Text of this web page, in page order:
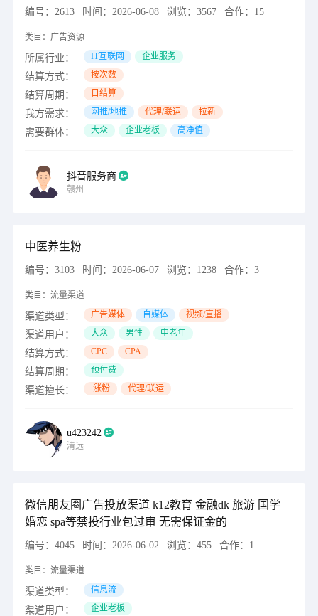
编号： 2613 时间： 2026-06-08 浏览： 3567 合作： 15
类目： 广告资源
所属行业： IT互联网 企业服务
结算方式： 按次数
结算周期： 日结算
我方需求： 网推/地推 代理/联运 拉新
需要群体： 大众 企业老板 高净值
抖音服务商
赣州
中医养生粉
编号： 3103 时间： 2026-06-07 浏览： 1238 合作： 3
类目： 流量渠道
渠道类型： 广告媒体 自媒体 视频/直播
渠道用户： 大众 男性 中老年
结算方式： CPC CPA
结算周期： 预付费
渠道擅长： 涨粉 代理/联运
u423242
清远
微信朋友圈广告投放渠道 k12教育 金融dk 旅游 国学
婚恋 spa等禁投行业包过审 无需保证金的
编号： 4045 时间： 2026-06-02 浏览： 455 合作： 1
类目： 流量渠道
渠道类型： 信息流
渠道用户： 企业老板